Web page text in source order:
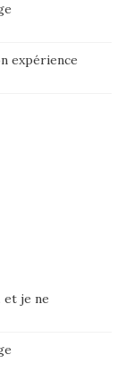
expérience
je ne